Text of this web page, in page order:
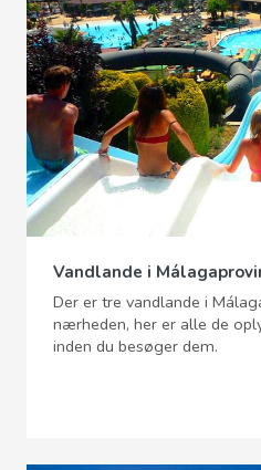
Vandlande i
Der er tre vandlande i
nærheden, her er alle de
inden du besøger dem.